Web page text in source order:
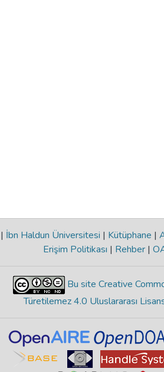
| İbn Haldun Üniversitesi | Kütüphane |
Erişim Politikası | Rehber |
Bu site Creative
Türetilemez 4.0 Uluslararası